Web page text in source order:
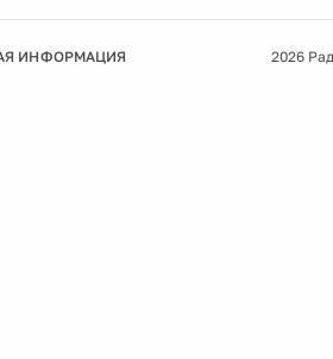
ИНФОРМАЦИЯ 2026